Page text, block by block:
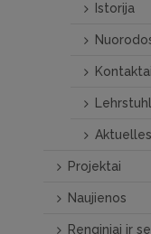
Istorija
Kontaktai
Aktuelles
Projektai
Naujienos
Renginiai ir